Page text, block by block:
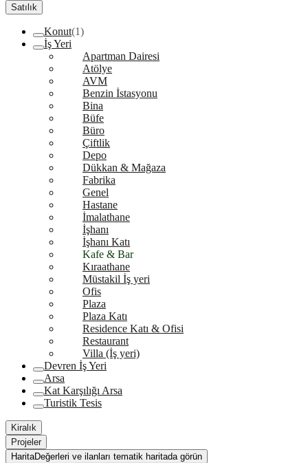
Satılık
Konut(1)
İş Yeri
Apartman Dairesi
Atölye
AVM
Benzin İstasyonu
Bina
Büfe
Büro
Çiftlik
Depo
Dükkan & Mağaza
Fabrika
Genel
Hastane
İmalathane
İşhanı
İşhanı Katı
Kafe & Bar
Kıraathane
Müstakil İş yeri
Ofis
Plaza
Plaza Katı
Residence Katı & Ofisi
Restaurant
Villa (İş yeri)
Devren İş Yeri
Arsa
Kat Karşılığı Arsa
Turistik Tesis
Kiralık
Projeler
HaritaDeğerleri ve ilanları tematik haritada görün